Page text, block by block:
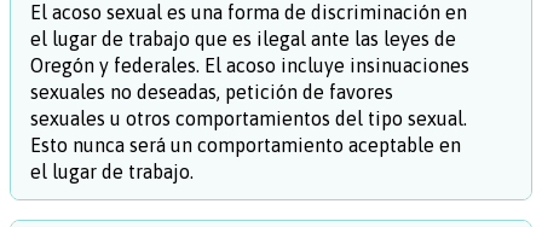
El acoso sexual es una forma de discriminación en
el lugar de trabajo que es ilegal ante las leyes de
Oregón y federales. El acoso incluye insinuaciones
sexuales no deseadas, petición de favores
sexuales u otros comportamientos del tipo sexual.
Esto nunca será un comportamiento aceptable en
el lugar de trabajo.